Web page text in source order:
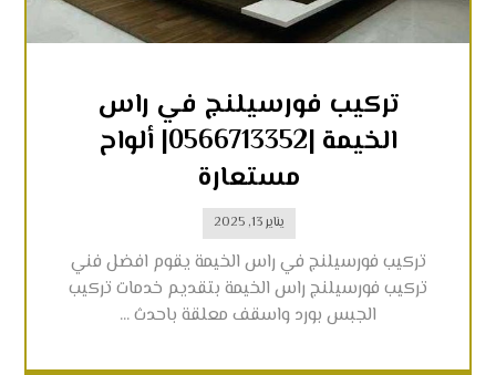
تركيب فورسيلنج في راس
الخيمة |0566713352| ألواح
مستعارة
يناير 13, 2025
تركيب فورسيلنج في راس الخيمة يقوم افضل فني
تركيب فورسيلنج راس الخيمة بتقديم خدمات تركيب
الجبس بورد واسقف معلقة باحدث ...